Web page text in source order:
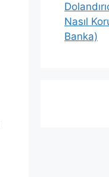
Nasıl
Banka)